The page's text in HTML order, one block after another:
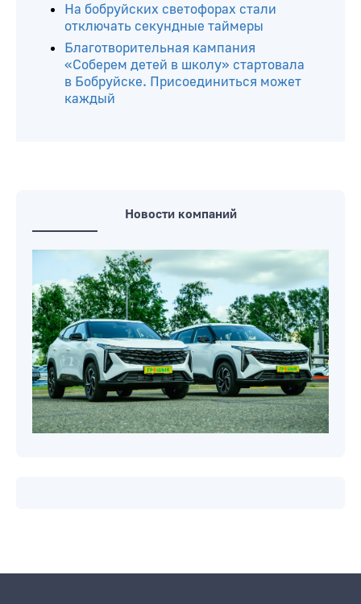
На бобруйских светофорах стали
отключать секундные таймеры
Благотворительная кампания
«Соберем детей в школу» стартовала
в Бобруйске. Присоединиться может
каждый
Новости компаний